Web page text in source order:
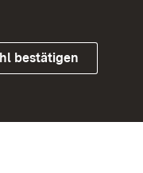
bestätigen